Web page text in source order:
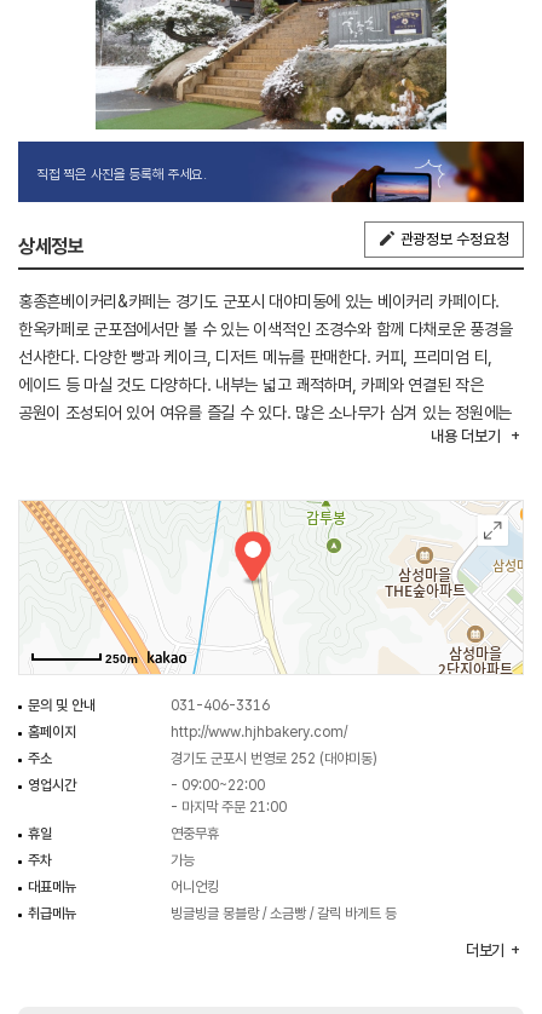
직접 찍은 사진을 등록해 주세요.
상세정보 관광정보 수정요청
홍종흔베이커리&카페는 경기도 군포시 대야미동에 있는 베이커리 카페이다.
한옥카페로 군포점에서만 볼 수 있는 이색적인 조경수와 함께 다채로운 풍경을
선사한다. 다양한 빵과 케이크, 디저트 메뉴를 판매한다. 커피, 프리미엄 티,
에이드 등 마실 것도 다양하다. 내부는 넓고 쾌적하며, 카페와 연결된 작은
공원이 조성되어 있어 여유를 즐길 수 있다. 많은 소나무가 심겨 있는 정원에는
야외 좌석이 마련되어 있다. 반려동물은 매장 실내 입장이 불가하며, 실외
찾는다.
내용 더보기
250m
문의 및 안내
031-406-3316
홈페이지
http://www.hjhbakery.com/
주소
경기도 군포시 번영로 252 (대야미동)
영업시간
- 09:00~22:00
- 마지막 주문 21:00
휴일
연중무휴
주차
가능
대표메뉴
어니언킹
취급메뉴
빙글빙글 몽블랑 / 소금빵 / 갈릭 바게트 등
더보기